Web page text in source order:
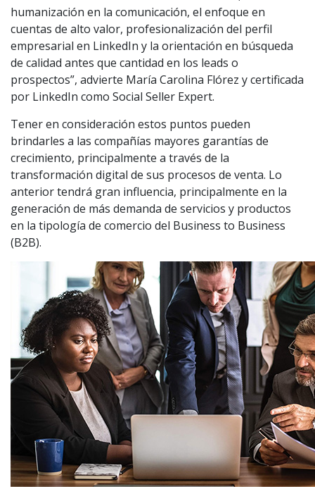
humanización en la comunicación, el enfoque en
cuentas de alto valor, profesionalización del perfil
empresarial en LinkedIn y la orientación en búsqueda
de calidad antes que cantidad en los leads o
prospectos”, advierte María Carolina Flórez y certificada
por LinkedIn como Social Seller Expert.
Tener en consideración estos puntos pueden
brindarles a las compañías mayores garantías de
crecimiento, principalmente a través de la
transformación digital de sus procesos de venta. Lo
anterior tendrá gran influencia, principalmente en la
generación de más demanda de servicios y productos
en la tipología de comercio del Business to Business
(B2B).